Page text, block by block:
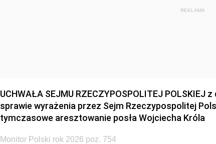
REKLAMA
UCHWAŁA SEJMU RZECZYPOSPOLITEJ POLSKIEJ
sprawie wyrażenia przez Sejm Rzeczypospolitej
tymczasowe aresztowanie posła Wojciecha Króla
Monitor Polski rok 2026 poz. 754